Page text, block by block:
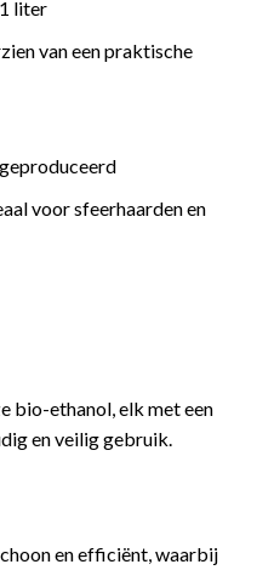
liter
van een praktische
voor sfeerhaarden en
bio-ethanol, elk met een
en veilig gebruik.
en efficiënt, waarbij